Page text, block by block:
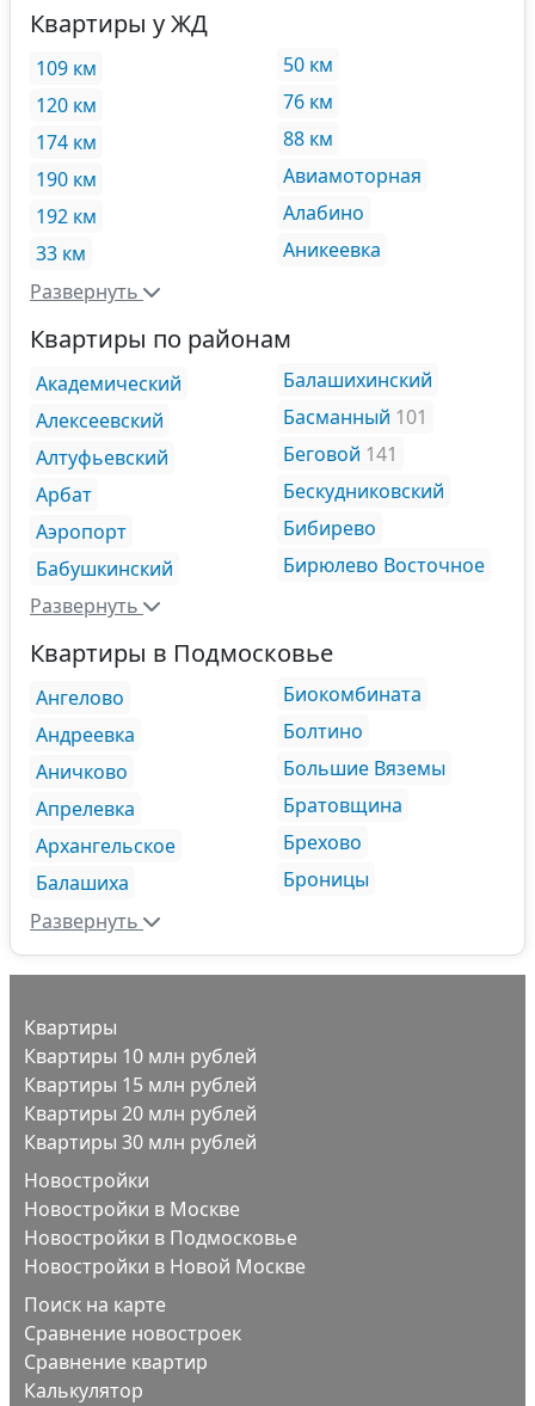
Квартиры у ЖД
109 км
120 км
174 км
190 км
192 км
33 км
50 км
76 км
88 км
Авиамоторная
Алабино
Аникеевка
Развернуть
Квартиры по районам
Академический
Алексеевский
Алтуфьевский
Арбат
Аэропорт
Бабушкинский
Балашихинский
Басманный 101
Беговой 141
Бескудниковский
Бибирево
Бирюлево Восточное
Развернуть
Квартиры в Подмосковье
Ангелово
Андреевка
Аничково
Апрелевка
Архангельское
Балашиха
Биокомбината
Болтино
Большие Вяземы
Братовщина
Брехово
Броницы
Развернуть
Квартиры
Квартиры 10 млн рублей
Квартиры 15 млн рублей
Квартиры 20 млн рублей
Квартиры 30 млн рублей
Новостройки
Новостройки в Москве
Новостройки в Подмосковье
Новостройки в Новой Москве
Поиск на карте
Сравнение новостроек
Сравнение квартир
Калькулятор